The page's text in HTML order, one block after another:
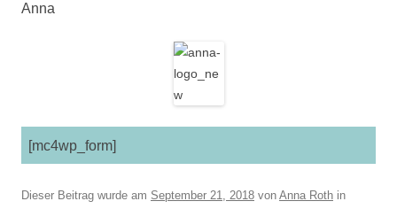
Anna
[mc4wp_form]
Dieser Beitrag wurde am September 21, 2018 von Anna Roth in